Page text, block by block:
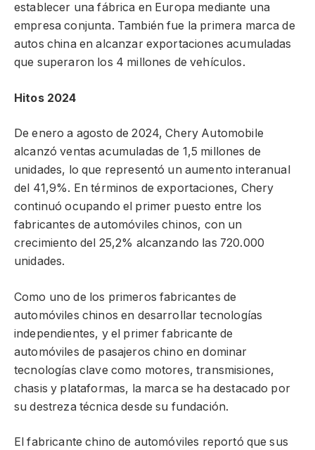
establecer una fábrica en Europa mediante una
empresa conjunta. También fue la primera marca de
autos china en alcanzar exportaciones acumuladas
que superaron los 4 millones de vehículos.
Hitos 2024
De enero a agosto de 2024, Chery Automobile
alcanzó ventas acumuladas de 1,5 millones de
unidades, lo que representó un aumento interanual
del 41,9%. En términos de exportaciones, Chery
continuó ocupando el primer puesto entre los
fabricantes de automóviles chinos, con un
crecimiento del 25,2% alcanzando las 720.000
unidades.
Como uno de los primeros fabricantes de
automóviles chinos en desarrollar tecnologías
independientes, y el primer fabricante de
automóviles de pasajeros chino en dominar
tecnologías clave como motores, transmisiones,
chasis y plataformas, la marca se ha destacado por
su destreza técnica desde su fundación.
El fabricante chino de automóviles reportó que sus